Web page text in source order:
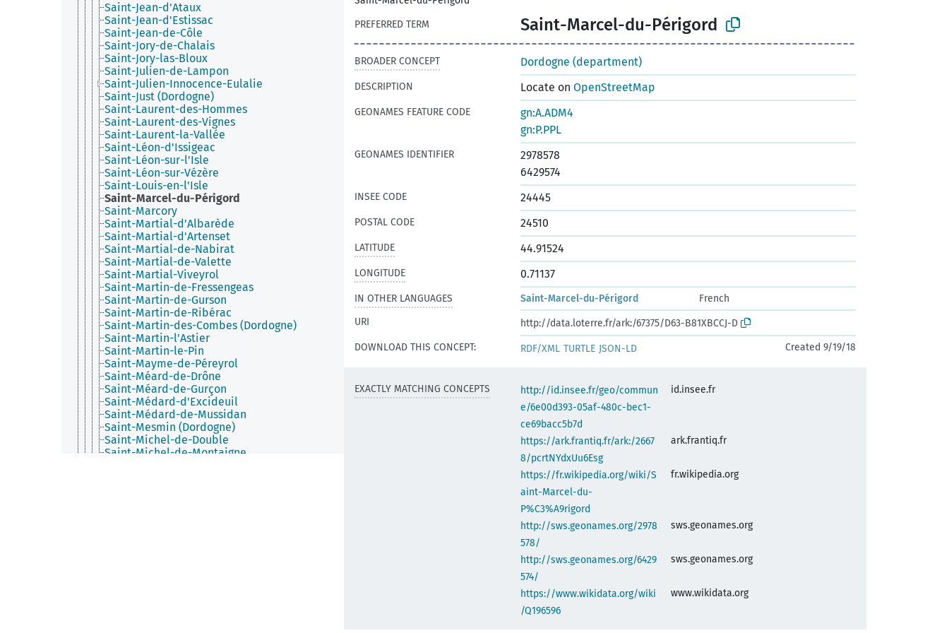
Saint-Jean-d'Ataux
Saint-Jean-d'Estissac
Saint-Jean-de-Côle
Saint-Jory-de-Chalais
Saint-Jory-las-Bloux
Saint-Julien-de-Lampon
Saint-Julien-Innocence-Eulalie
Saint-Just (Dordogne)
Saint-Laurent-des-Hommes
Saint-Laurent-des-Vignes
Saint-Laurent-la-Vallée
Saint-Léon-d'Issigeac
Saint-Léon-sur-l'Isle
Saint-Léon-sur-Vézère
Saint-Louis-en-l'Isle
Saint-Marcel-du-Périgord
Saint-Marcory
Saint-Martial-d'Albarède
Saint-Martial-d'Artenset
Saint-Martial-de-Nabirat
Saint-Martial-de-Valette
Saint-Martial-Viveyrol
Saint-Martin-de-Fressengeas
Saint-Martin-de-Gurson
Saint-Martin-de-Ribérac
Saint-Martin-des-Combes (Dordogne)
Saint-Martin-l'Astier
Saint-Martin-le-Pin
Saint-Mayme-de-Péreyrol
Saint-Méard-de-Drône
Saint-Méard-de-Gurçon
Saint-Médard-d'Excideuil
Saint-Médard-de-Mussidan
Saint-Mesmin (Dordogne)
Saint-Michel-de-Double
Saint-Michel-de-Montaigne
PREFERRED TERM
Saint-Marcel-du-Périgord
BROADER CONCEPT Dordogne (department)
DESCRIPTION Locate on OpenStreetMap
GEONAMES FEATURE CODE
gn:A.ADM4
gn:P.PPL
GEONAMES IDENTIFIER
2978578
6429574
INSEE CODE 24445
POSTAL CODE 24510
LATITUDE 44.91524
LONGITUDE 0.71137
IN OTHER LANGUAGES Saint-Marcel-du-Périgord
French
URI
http://data.loterre.fr/ark:/67375/D63-B81XBCCJ-D
DOWNLOAD THIS CONCEPT:
RDF/XML TURTLE JSON-LD Created 9/19/18
EXACTLY MATCHING CONCEPTS
http://id.insee.fr/geo/commun
e/6e00d393-05af-480c-bec1-
ce69bacc5b7d
id.insee.fr
https://ark.frantiq.fr/ark:/2667
8/pcrtNYdxUu6Esg
ark.frantiq.fr
https://fr.wikipedia.org/wiki/S
aint-Marcel-du-
P%C3%A9rigord
fr.wikipedia.org
http://sws.geonames.org/2978
578/
sws.geonames.org
http://sws.geonames.org/6429
574/
sws.geonames.org
https://www.wikidata.org/wiki
/Q196596
www.wikidata.org